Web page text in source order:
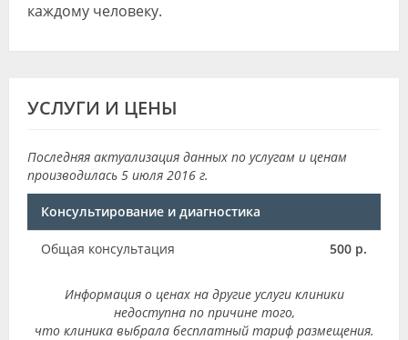
каждому человеку.
УСЛУГИ И ЦЕНЫ
Последняя актуализация данных по услугам и ценам
производилась 5 июля 2016 г.
Консультирование и диагностика
Общая консультация 500 р.
Информация о ценах на другие услуги клиники
недоступна по причине того,
что клиника выбрала бесплатный тариф размещения.